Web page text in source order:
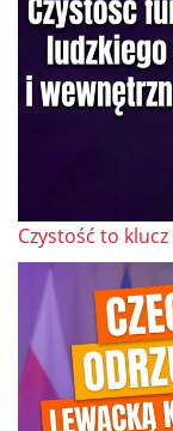
Czystość to